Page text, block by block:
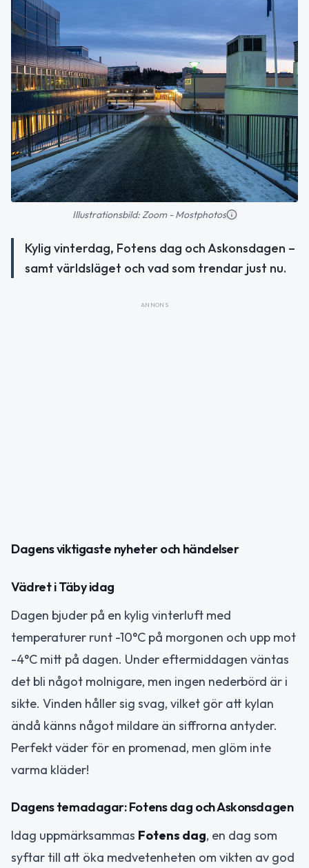
Illustrationsbild: Zoom - Mostphotos
Kylig vinterdag, Fotens dag och Askonsdagen –
samt världsläget och vad som trendar just nu.
ANNONS
Dagens viktigaste nyheter och händelser
Vädret i Täby idag
Dagen bjuder på en kylig vinterluft med
temperaturer runt -10°C på morgonen och upp mot
-4°C mitt på dagen. Under eftermiddagen väntas
det bli något molnigare, men ingen nederbörd är i
sikte. Vinden håller sig svag, vilket gör att kylan
ändå känns något mildare än siffrorna antyder.
Perfekt väder för en promenad, men glöm inte
varma kläder!
Dagens temadagar: Fotens dag och Askonsdagen
Idag uppmärksammas Fotens dag, en dag som
syftar till att öka medvetenheten om vikten av god